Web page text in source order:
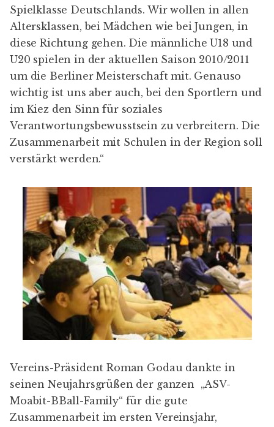
Spielklasse Deutschlands. Wir wollen in allen
Altersklassen, bei Mädchen wie bei Jungen, in
diese Richtung gehen. Die männliche U18 und
U20 spielen in der aktuellen Saison 2010/2011
um die Berliner Meisterschaft mit. Genauso
wichtig ist uns aber auch, bei den Sportlern und
im Kiez den Sinn für soziales
Verantwortungsbewusstsein zu verbreitern. Die
Zusammenarbeit mit Schulen in der Region soll
verstärkt werden.“
Vereins-Präsident Roman Godau dankte in
seinen Neujahrsgrüßen der ganzen „ASV-
Moabit-BBall-Family“ für die gute
Zusammenarbeit im ersten Vereinsjahr,